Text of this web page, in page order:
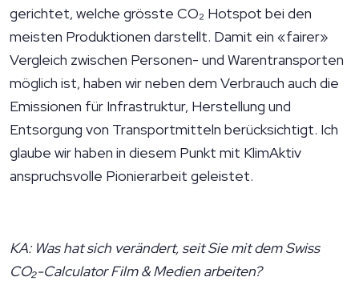
gerichtet, welche grösste CO₂ Hotspot bei den
meisten Produktionen darstellt. Damit ein «fairer»
Vergleich zwischen Personen- und Warentransporten
möglich ist, haben wir neben dem Verbrauch auch die
Emissionen für Infrastruktur, Herstellung und
Entsorgung von Transportmitteln berücksichtigt. Ich
glaube wir haben in diesem Punkt mit KlimAktiv
anspruchsvolle Pionierarbeit geleistet.
KA: Was hat sich verändert, seit Sie mit dem Swiss
CO₂-Calculator Film & Medien arbeiten?